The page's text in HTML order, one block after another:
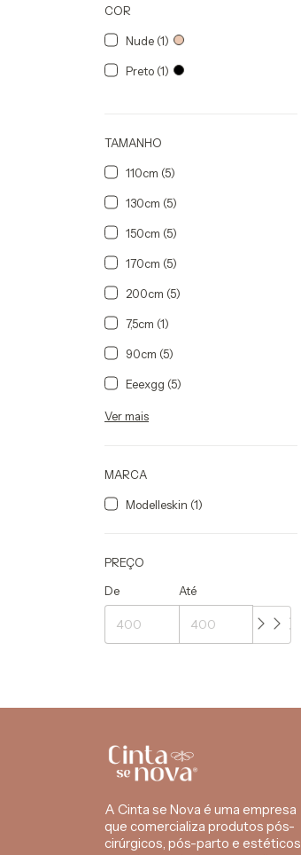
COR
Nude (1)
Preto (1)
TAMANHO
110cm (5)
130cm (5)
150cm (5)
170cm (5)
200cm (5)
7,5cm (1)
90cm (5)
Eeexgg (5)
Ver mais
MARCA
Modelleskin (1)
PREÇO
De
Até
A Cinta se Nova é uma empresa
que comercializa produtos pós-
cirúrgicos, pós-parto e estéticos